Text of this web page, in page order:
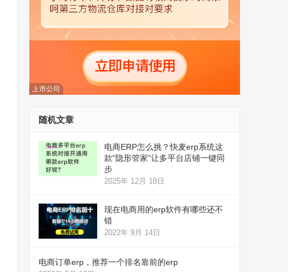
上市公司
随机文章
电商ERP怎么挑？快麦erp系统这
款“隐形管家”让多平台店铺一键同
步
2025年 12月 18日
现在电商用的erp软件有哪些还不
错
2022年 9月 14日
电商订单erp，推荐一个排名靠前的erp